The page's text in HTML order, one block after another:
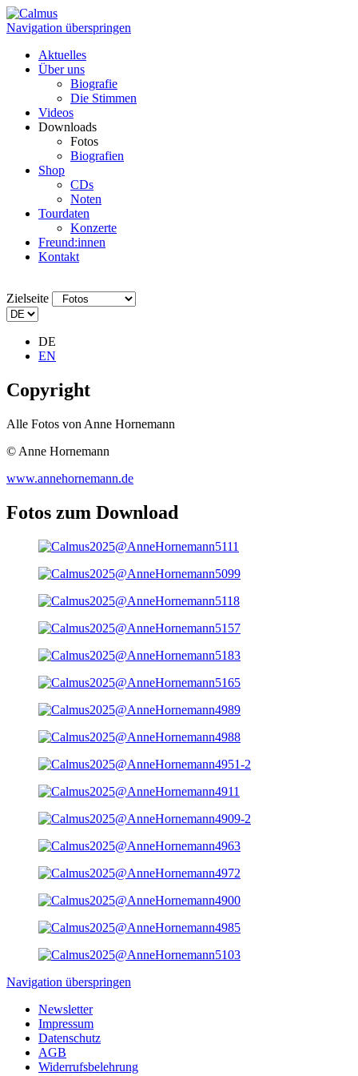
Navigation überspringen
Aktuelles
Über uns
Biografie
Die Stimmen
Videos
Downloads
Fotos
Biografien
Shop
CDs
Noten
Tourdaten
Konzerte
Freund:innen
Kontakt
Zielseite
DE
EN
Copyright
Alle Fotos von Anne Hornemann
© Anne Hornemann
www.annehornemann.de
Fotos zum Download
Navigation überspringen
Newsletter
Impressum
Datenschutz
AGB
Widerrufsbelehrung